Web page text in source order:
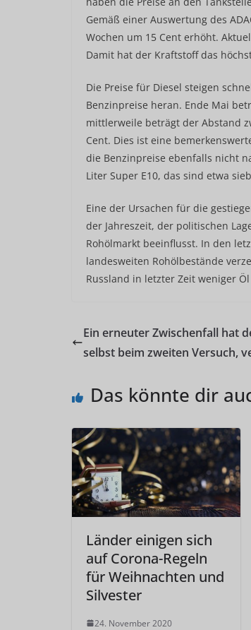
Gemäß einer Auswertung des
Wochen um 15 Cent erhöht.
Damit hat der Kraftstoff das
Die Preise für Diesel steigen
Benzinpreise heran. Ende Mai
mittlerweile beträgt der Abstand
Cent. Dies ist eine
die Benzinpreise ebenfalls nicht
Liter Super E10, das sind etwa
Eine der Ursachen für die
der Jahreszeit, der politischen
Rohölmarkt beeinflusst. In den
landesweiten Rohölbestände
Russland in letzter Zeit weniger
Ein erneuter Zwischenfall hat
selbst beim zweiten Versuch,
Das könnte dir
Länder einigen sich
auf Corona-Regeln
für Weihnachten und
Silvester
24. November 2020